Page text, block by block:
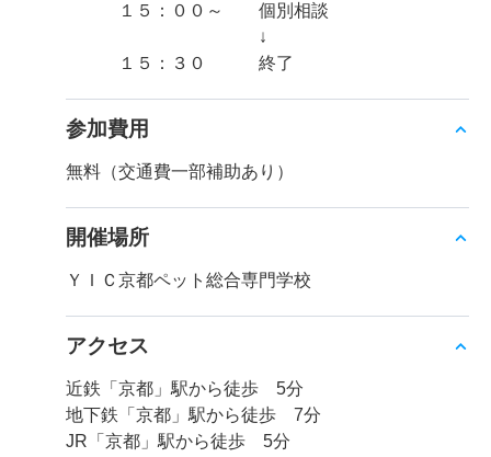
１５：００～ 個別相談
↓
１５：３０ 終了
参加費用
無料（交通費一部補助あり）
開催場所
ＹＩＣ京都ペット総合専門学校
アクセス
近鉄「京都」駅から徒歩 5分
地下鉄「京都」駅から徒歩 7分
JR「京都」駅から徒歩 5分